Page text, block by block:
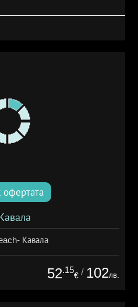
офертата
Кавала
Кавала
52.15
€ / 102лв.